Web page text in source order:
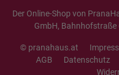
Der Online-Shop von
GmbH, Bahnhofstraße
© pranahaus.at
AGB
Datenschutz